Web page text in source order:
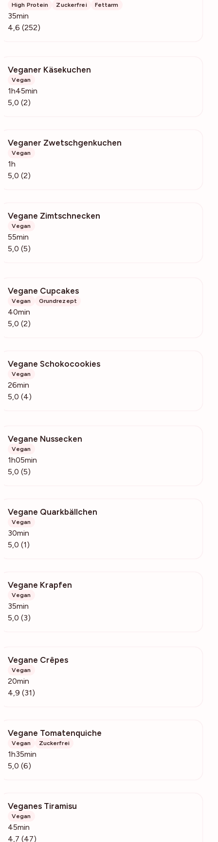
High Protein Zuckerfrei Fettarm
35min
4,6 (252)
Veganer Käsekuchen
Vegan
1h45min
5,0 (2)
Veganer Zwetschgenkuchen
Vegan
1h
5,0 (2)
Vegane Zimtschnecken
Vegan
55min
5,0 (5)
Vegane Cupcakes
Vegan Grundrezept
40min
5,0 (2)
Vegane Schokocookies
Vegan
26min
5,0 (4)
Vegane Nussecken
Vegan
1h05min
5,0 (5)
Vegane Quarkbällchen
Vegan
30min
5,0 (1)
Vegane Krapfen
Vegan
35min
5,0 (3)
Vegane Crêpes
Vegan
20min
4,9 (31)
Vegane Tomatenquiche
Vegan Zuckerfrei
1h35min
5,0 (6)
Veganes Tiramisu
Vegan
45min
4,7 (47)